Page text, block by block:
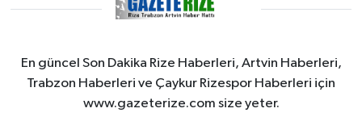
En güncel Son Dakika Rize Haberleri, Artvin Haberleri,
Trabzon Haberleri ve Çaykur Rizespor Haberleri için
www.gazeterize.com size yeter.